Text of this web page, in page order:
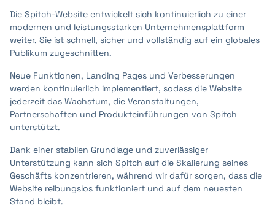
Die Spitch-Website entwickelt sich kontinuierlich zu einer
modernen und leistungsstarken Unternehmensplattform
weiter. Sie ist schnell, sicher und vollständig auf ein globales
Publikum zugeschnitten.
Neue Funktionen, Landing Pages und Verbesserungen
werden kontinuierlich implementiert, sodass die Website
jederzeit das Wachstum, die Veranstaltungen,
Partnerschaften und Produkteinführungen von Spitch
unterstützt.
Dank einer stabilen Grundlage und zuverlässiger
Unterstützung kann sich Spitch auf die Skalierung seines
Geschäfts konzentrieren, während wir dafür sorgen, dass die
Website reibungslos funktioniert und auf dem neuesten
Stand bleibt.